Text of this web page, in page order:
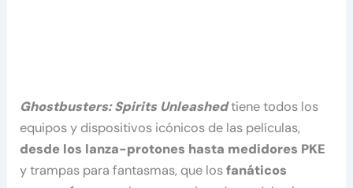
Ghostbusters: Spirits Unleashedtiene todos los
equipos y dispositivos icónicos de las películas,
desde los lanza-protones hasta medidores PKE
y trampas para fantasmas, que losfanáticos